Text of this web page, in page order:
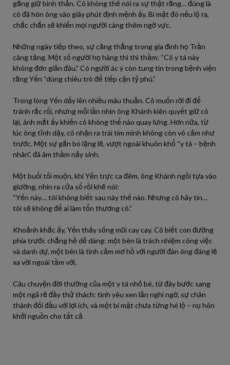
gắng giữ bình thản. Cô không thể nói ra sự thật rằng… đúng là
cô đã hôn ông vào giây phút định mệnh ấy. Bí mật đó nếu lộ ra,
chắc chắn sẽ khiến mọi người càng thêm ngờ vực.
Những ngày tiếp theo, sự căng thẳng trong gia đình họ Trần
càng tăng. Một số người họ hàng thì thì thầm: “Cô y tá này
không đơn giản đâu.” Có người ác ý còn tung tin trong bệnh viện
rằng Yến “dùng chiêu trò để tiếp cận tỷ phú.”
Trong lòng Yến dấy lên nhiều mâu thuẫn. Cô muốn rời đi để
tránh rắc rối, nhưng mỗi lần nhìn ông Khánh kiên quyết giữ cô
lại, ánh mắt ấy khiến cô không thể nào quay lưng. Hơn nữa, từ
lúc ông tỉnh dậy, cô nhận ra trái tim mình không còn vô cảm như
trước. Một sự gắn bó lặng lẽ, vượt ngoài khuôn khổ “y tá – bệnh
nhân”, đã âm thầm nảy sinh.
Một buổi tối muộn, khi Yến trực ca đêm, ông Khánh ngồi tựa vào
giường, nhìn ra cửa sổ rồi khẽ nói:
“Yến này… tôi không biết sau này thế nào. Nhưng cô hãy tin…
tôi sẽ không để ai làm tổn thương cô.”
Khoảnh khắc ấy, Yến thấy sống mũi cay cay. Cô biết con đường
phía trước chẳng hề dễ dàng: một bên là trách nhiệm công việc
và danh dự, một bên là tình cảm mơ hồ với người đàn ông đáng lẽ
xa vời ngoài tầm với.
Câu chuyện đời thường của một y tá nhỏ bé, từ đây bước sang
một ngã rẽ đầy thử thách: tình yêu xen lẫn nghi ngờ, sự chân
thành đối đầu với lợi ích, và một bí mật chưa từng hé lộ – nụ hôn
khởi nguồn cho tất cả